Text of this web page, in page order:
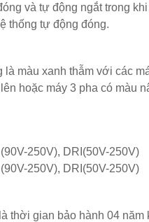
và tự động ngắt trong
thống tự động đóng.
là màu xanh thẫm với các
hoặc máy 3 pha có màu
250V), DRI(50V-250V)
250V), DRI(50V-250V)
thời gian bảo hành 04 năm